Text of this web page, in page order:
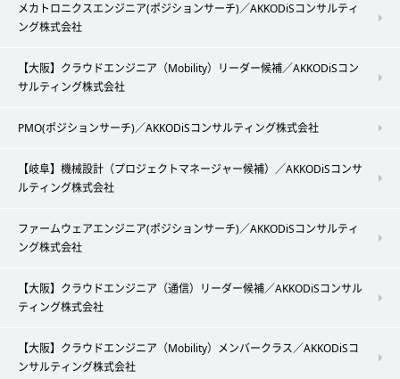
メカトロニクスエンジニア(ポジションサーチ)／AKKODiSコンサルティ
ング株式会社
【大阪】クラウドエンジニア（Mobility）リーダー候補／AKKODiSコン
サルティング株式会社
PMO(ポジションサーチ)／AKKODiSコンサルティング株式会社
【岐阜】機械設計（プロジェクトマネージャー候補）／AKKODiSコンサ
ルティング株式会社
ファームウェアエンジニア(ポジションサーチ)／AKKODiSコンサルティ
ング株式会社
【大阪】クラウドエンジニア（通信）リーダー候補／AKKODiSコンサル
ティング株式会社
【大阪】クラウドエンジニア（Mobility）メンバークラス／AKKODiSコ
ンサルティング株式会社